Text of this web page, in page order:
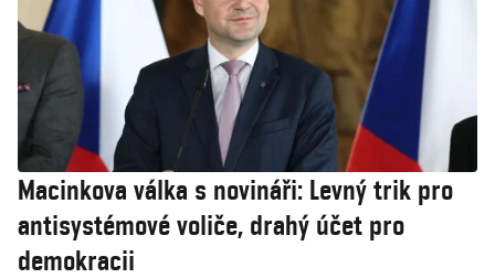
Macinkova válka s novináři: Levný trik pro
antisystémové voliče, drahý účet pro
demokracii